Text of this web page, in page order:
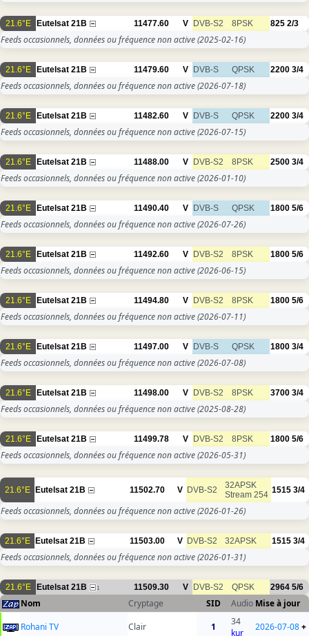
21.6°E Eutelsat 21B 11477.60 V DVB-S2 8PSK 825 2/3
Feeds occasionnels, données ou fréquence non active(2025-02-16)
21.6°E Eutelsat 21B 11479.60 V DVB-S QPSK 2200 3/4
Feeds occasionnels, données ou fréquence non active(2026-07-18)
21.6°E Eutelsat 21B 11482.60 V DVB-S QPSK 2200 3/4
Feeds occasionnels, données ou fréquence non active(2026-07-15)
21.6°E Eutelsat 21B 11488.00 V DVB-S2 8PSK 2500 3/4
Feeds occasionnels, données ou fréquence non active(2026-01-10)
21.6°E Eutelsat 21B 11490.40 V DVB-S QPSK 1800 5/6
Feeds occasionnels, données ou fréquence non active(2026-07-26)
21.6°E Eutelsat 21B 11492.60 V DVB-S2 8PSK 1800 5/6
Feeds occasionnels, données ou fréquence non active(2026-06-15)
21.6°E Eutelsat 21B 11494.80 V DVB-S2 8PSK 1800 5/6
Feeds occasionnels, données ou fréquence non active(2026-07-11)
21.6°E Eutelsat 21B 11497.00 V DVB-S QPSK 1800 3/4
Feeds occasionnels, données ou fréquence non active(2026-07-08)
21.6°E Eutelsat 21B 11498.00 V DVB-S2 8PSK 3700 3/4
Feeds occasionnels, données ou fréquence non active(2025-08-28)
21.6°E Eutelsat 21B 11499.78 V DVB-S2 8PSK 1800 5/6
Feeds occasionnels, données ou fréquence non active(2026-05-31)
21.6°E Eutelsat 21B 11502.70 V DVB-S2
32APSK
Stream 254 1515 3/4
Feeds occasionnels, données ou fréquence non active(2026-01-26)
21.6°E Eutelsat 21B 11503.00 V DVB-S2 32APSK 1515 3/4
Feeds occasionnels, données ou fréquence non active(2026-01-31)
21.6°E Eutelsat 21B 1 11509.30 V DVB-S2 QPSK 2964 5/6
Nom Cryptage SID Audio Mise à jour
Rohani TV
Clair 1
34
kur
2026-07-08+